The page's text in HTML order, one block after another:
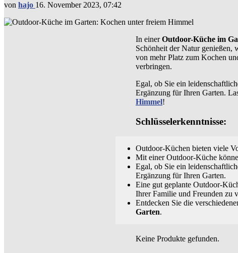
von hajo 16. November 2023, 07:42
In einerOutdoor-Küche im
Schönheit der Natur genießen,
von mehr Platz zum Kochen
verbringen.
Egal, ob Sie ein
Ergänzung für Ihren Garten.
Himmel!
Schlüsselerkenntnisse:
Outdoor-Küchen bieten viele
Mit einer Outdoor-Küche
Egal, ob Sie ein
Ergänzung für Ihren Garten.
Eine gut geplante Outdoor-
Ihrer Familie und Freunden zu
Entdecken Sie die
Garten.
Keine Produkte gefunden.